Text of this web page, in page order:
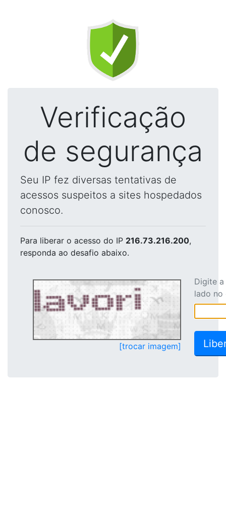
Verificação
de segurança
Seu IP fez diversas tentativas de
acessos suspeitos a sites hospedados
conosco.
Para liberar o acesso do IP 216.73.216.200,
responda ao desafio abaixo.
[trocar imagem]
Digite
lado no